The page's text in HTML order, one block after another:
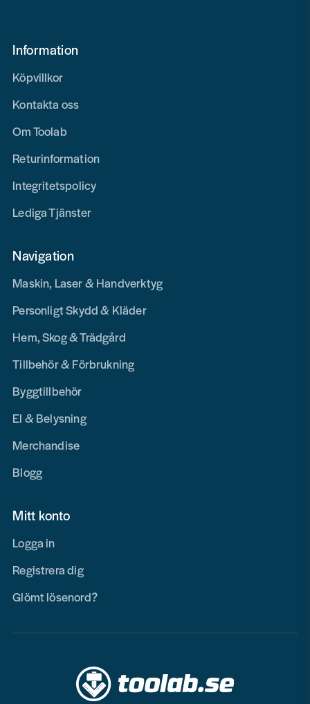
Information
Köpvillkor
Kontakta oss
Om Toolab
Returinformation
Integritetspolicy
Lediga Tjänster
Navigation
Maskin, Laser & Handverktyg
Personligt Skydd & Kläder
Hem, Skog & Trädgård
Tillbehör & Förbrukning
Byggtillbehör
El & Belysning
Merchandise
Blogg
Mitt konto
Logga in
Registrera dig
Glömt lösenord?